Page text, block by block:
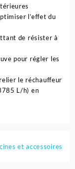
l’effet du
de résister à
pour régler les
le réchauffeur
L/h) en
et accessoires